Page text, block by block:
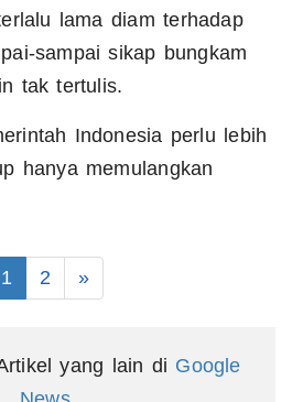
lama diam terhadap
sampai sikap bungkam
tak tertulis.
Indonesia perlu lebih
hanya memulangkan
1 2 »
yang lain di Google